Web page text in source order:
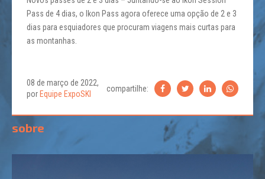
Pass de 4 dias, o Ikon Pass agora oferece uma opção de 2 e 3
dias para esquiadores que procuram viagens mais curtas para
as montanhas.
08 de março de 2022,
por Equipe ExpoSKI
compartilhe:
sobre